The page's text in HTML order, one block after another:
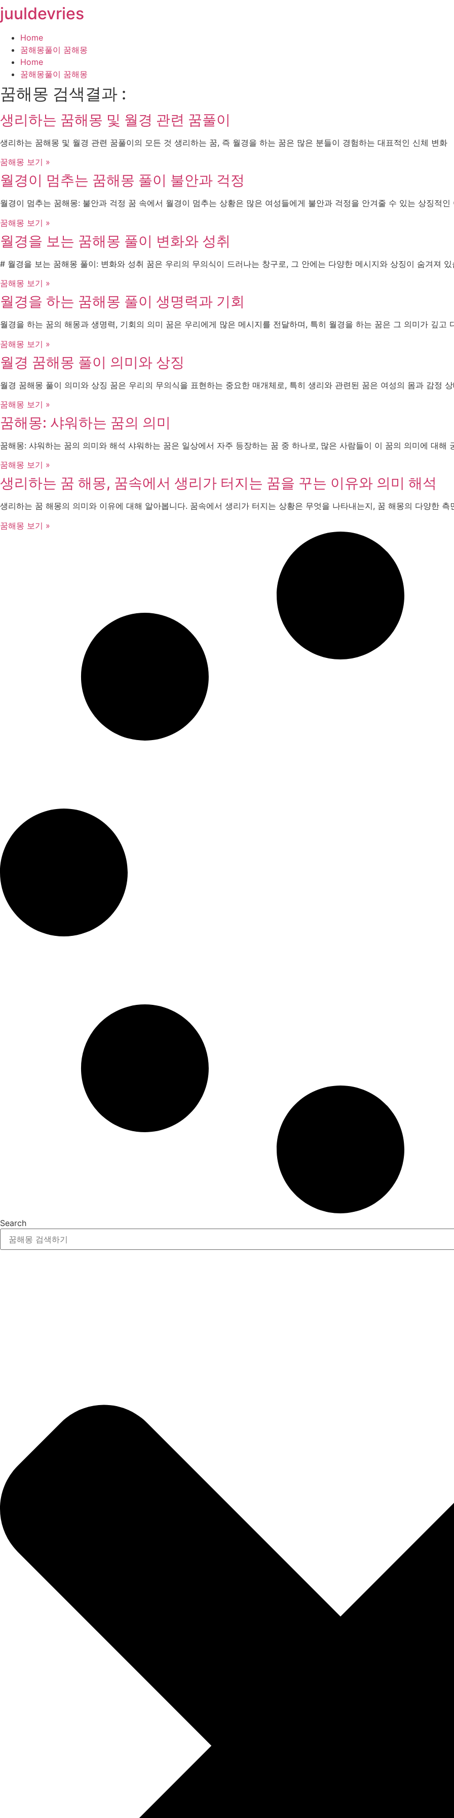
콘
텐
기
juuldevries
Home
꿈해몽풀이 꿈해몽
Home
꿈해몽풀이 꿈해몽
꿈해몽 검색결과 :
생리하는 꿈해몽 및 월경 관련 꿈풀이
생리하는 꿈해몽 및 월경 관련 꿈풀이의 모든 것 생리하는 꿈, 즉 월경을 하는 꿈은 많은 분들이 경험하는 대표적인 신체 변화
꿈해몽 보기 »
월경이 멈추는 꿈해몽 풀이 불안과 걱정
월경이 멈추는 꿈해몽: 불안과 걱정 꿈 속에서 월경이 멈추는 상황은 많은 여성들에게 불안과 걱정을 안겨줄 수 있는 상징적인
꿈해몽 보기 »
월경을 보는 꿈해몽 풀이 변화와 성취
# 월경을 보는 꿈해몽 풀이: 변화와 성취 꿈은 우리의 무의식이 드러나는 창구로, 그 안에는 다양한 메시지와 상징이 숨겨져 있
꿈해몽 보기 »
월경을 하는 꿈해몽 풀이 생명력과 기회
월경을 하는 꿈의 해몽과 생명력, 기회의 의미 꿈은 우리에게 많은 메시지를 전달하며, 특히 월경을 하는 꿈은 그 의미가 깊고
꿈해몽 보기 »
월경 꿈해몽 풀이 의미와 상징
월경 꿈해몽 풀이 의미와 상징 꿈은 우리의 무의식을 표현하는 중요한 매개체로, 특히 생리와 관련된 꿈은 여성의 몸과 감정
꿈해몽 보기 »
꿈해몽: 샤워하는 꿈의 의미
꿈해몽: 샤워하는 꿈의 의미와 해석 샤워하는 꿈은 일상에서 자주 등장하는 꿈 중 하나로, 많은 사람들이 이 꿈의 의미에 대해
꿈해몽 보기 »
생리하는 꿈 해몽, 꿈속에서 생리가 터지는 꿈을 꾸는 이유와 의미 해석
생리하는 꿈 해몽의 의미와 이유에 대해 알아봅니다. 꿈속에서 생리가 터지는 상황은 무엇을 나타내는지, 꿈 해몽의 다양한 측
꿈해몽 보기 »
Search